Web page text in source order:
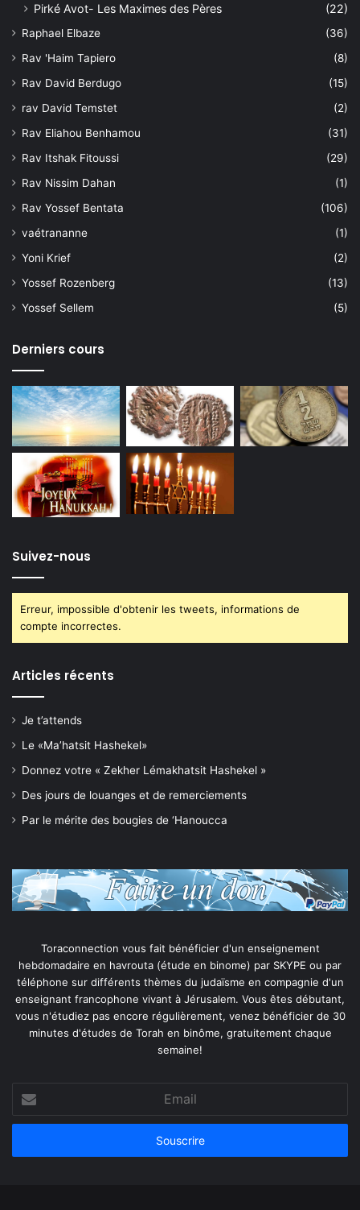
Pirké Avot- Les Maximes des Pères
(22)
Raphael Elbaze
(36)
Rav 'Haim Tapiero
(8)
Rav David Berdugo
(15)
rav David Temstet
(2)
Rav Eliahou Benhamou
(31)
Rav Itshak Fitoussi
(29)
Rav Nissim Dahan
(1)
Rav Yossef Bentata
(106)
vaétrananne
(1)
Yoni Krief
(2)
Yossef Rozenberg
(13)
Yossef Sellem
(5)
Derniers cours
Suivez-nous
Erreur, impossible d'obtenir les tweets, informations de
compte incorrectes.
Articles récents
Je t’attends
Le «Ma’hatsit Hashekel»
Donnez votre « Zekher Lémakhatsit Hashekel »
Des jours de louanges et de remerciements
Par le mérite des bougies de ‘Hanoucca
Toraconnection vous fait bénéficier d'un enseignement
hebdomadaire en havrouta (étude en binome) par SKYPE ou par
téléphone sur différents thèmes du judaïsme en compagnie d'un
enseignant francophone vivant à Jérusalem. Vous êtes débutant,
vous n'étudiez pas encore régulièrement, venez bénéficier de 30
minutes d'études de Torah en binôme, gratuitement chaque
semaine!